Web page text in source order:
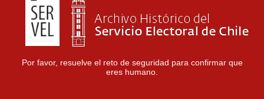
Por favor, resuelve el reto de seguridad para confirmar que
eres humano.